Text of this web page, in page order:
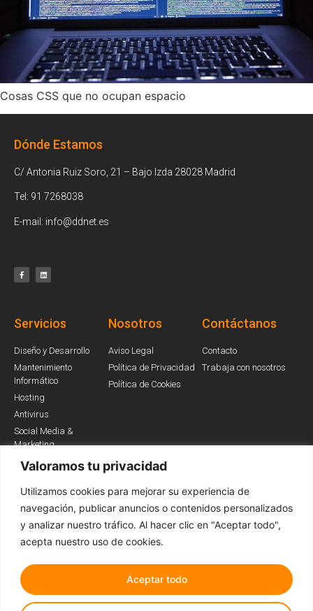
Valoramos tu privacidad
Utilizamos cookies para mejorar su experiencia de
navegación, publicar anuncios o contenidos personalizados
y analizar nuestro tráfico. Al hacer clic en "Aceptar todo",
acepta nuestro uso de cookies.
Aceptar todo
Cosas CSS que no ocupan espacio
Dónde Estamos
C/ Antonia Ruiz Soro, 21 – Bajo Izda 28028 Madrid
Tel: 91 7268038
E-mail: info@ddnet.es
Servicios
Diseño y Desarrollo
Mantenimiento
Informático
Hosting
Antivirus
Social Media &
Marketing
Nosotros
Aviso Legal
Política de Privacidad
Política de Cookies
Contáctanos
Contacto
Trabaja con nosotros
Somos Partners